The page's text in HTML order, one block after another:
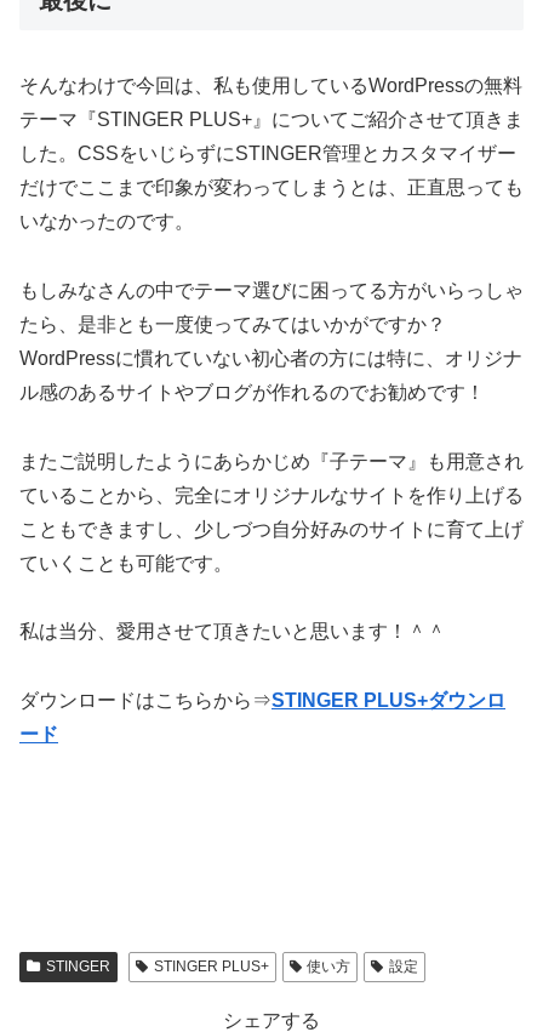
そんなわけで今回は、私も使用しているWordPressの無料
テーマ『STINGER PLUS+』についてご紹介させて頂きま
した。CSSをいじらずにSTINGER管理とカスタマイザー
だけでここまで印象が変わってしまうとは、正直思っても
いなかったのです。
もしみなさんの中でテーマ選びに困ってる方がいらっしゃ
たら、是非とも一度使ってみてはいかがですか？
WordPressに慣れていない初心者の方には特に、オリジナ
ル感のあるサイトやブログが作れるのでお勧めです！
またご説明したようにあらかじめ『子テーマ』も用意され
ていることから、完全にオリジナルなサイトを作り上げる
こともできますし、少しづつ自分好みのサイトに育て上げ
ていくことも可能です。
私は当分、愛用させて頂きたいと思います！＾＾
ダウンロードはこちらから⇒STINGER PLUS+ダウンロ
ード
STINGER STINGER PLUS+ 使い方 設定
シェアする